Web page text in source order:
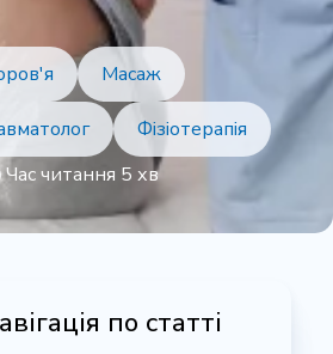
Масаж
Фізіотерапія
Час читання 5 хв
по статті